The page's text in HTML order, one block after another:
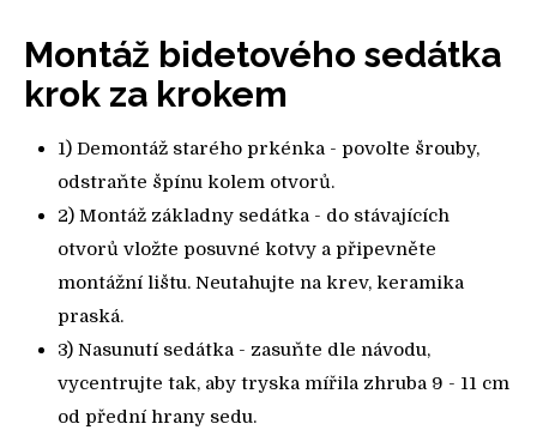
Montáž bidetového sedátka
krok za krokem
1) Demontáž starého prkénka - povolte šrouby,
odstraňte špínu kolem otvorů.
2) Montáž základny sedátka - do stávajících
otvorů vložte posuvné kotvy a připevněte
montážní lištu. Neutahujte na krev, keramika
praská.
3) Nasunutí sedátka - zasuňte dle návodu,
vycentrujte tak, aby tryska mířila zhruba 9 - 11 cm
od přední hrany sedu.